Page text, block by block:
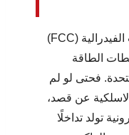
يُعد الامتثال لمعايير لجنة الاتصالات الفيدرالية (FCC)
الطاقة
فحتى لو لم
عن قصد،
تولد تداخلًا